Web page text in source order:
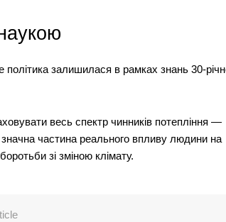
залишилася в рамках знань 30-
весь спектр чинників потепління —
частина реального впливу людини на
зі зміною клімату.